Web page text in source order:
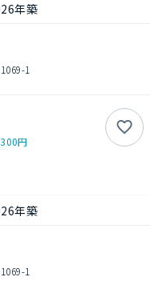
年築
1
円
年築
1